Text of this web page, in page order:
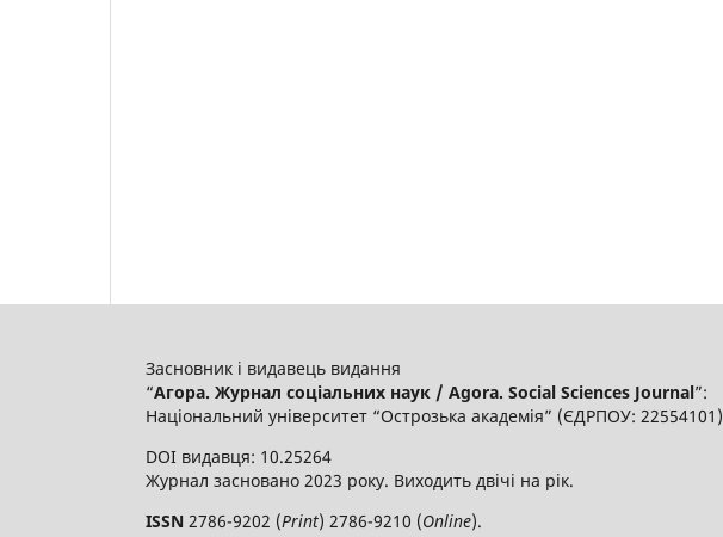
Засновник і видавець видання
“Агора. Журнал соціальних наук / Agora. Social Sciences Journal”:
Національний університет “Острозька академія” (ЄДРПОУ: 22554101)
DOI видавця: 10.25264
Журнал засновано 2023 року. Виходить двічі на рік.
ISSN 2786-9202 (Print) 2786-9210 (Online).